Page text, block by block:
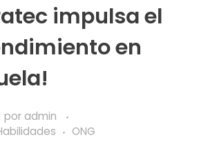
impulsa el
en
por admin
ONG